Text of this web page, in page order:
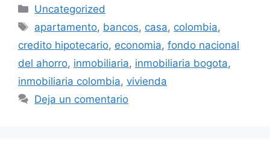
Categorías
Uncategorized
Etiquetas
apartamento, bancos, casa, colombia,
credito hipotecario, economia, fondo nacional
del ahorro, inmobiliaria, inmobiliaria bogota,
inmobiliaria colombia, vivienda
Deja un comentario